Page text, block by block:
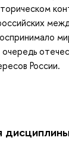
России.
дисциплины